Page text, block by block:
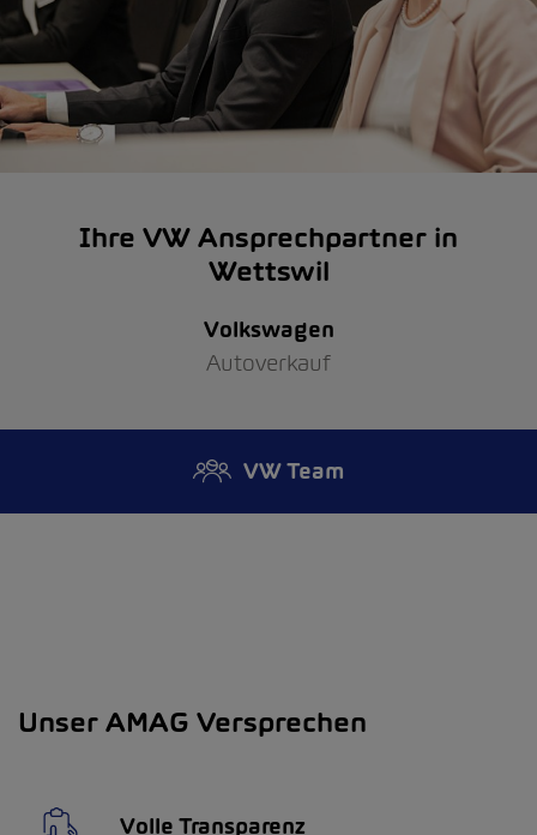
Ihre VW Ansprechpartner in
Wettswil
Volkswagen
Autoverkauf
VW Team
Unser AMAG Versprechen
Volle Transparenz